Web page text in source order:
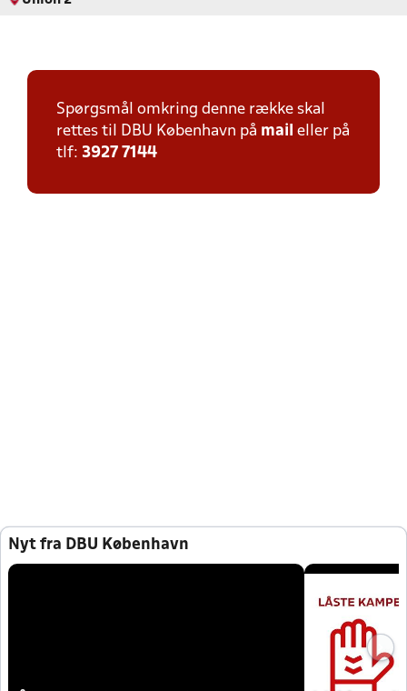
Spørgsmål omkring denne række skal
rettes til DBU København på mail eller på
tlf: 3927 7144
Nyt fra DBU København